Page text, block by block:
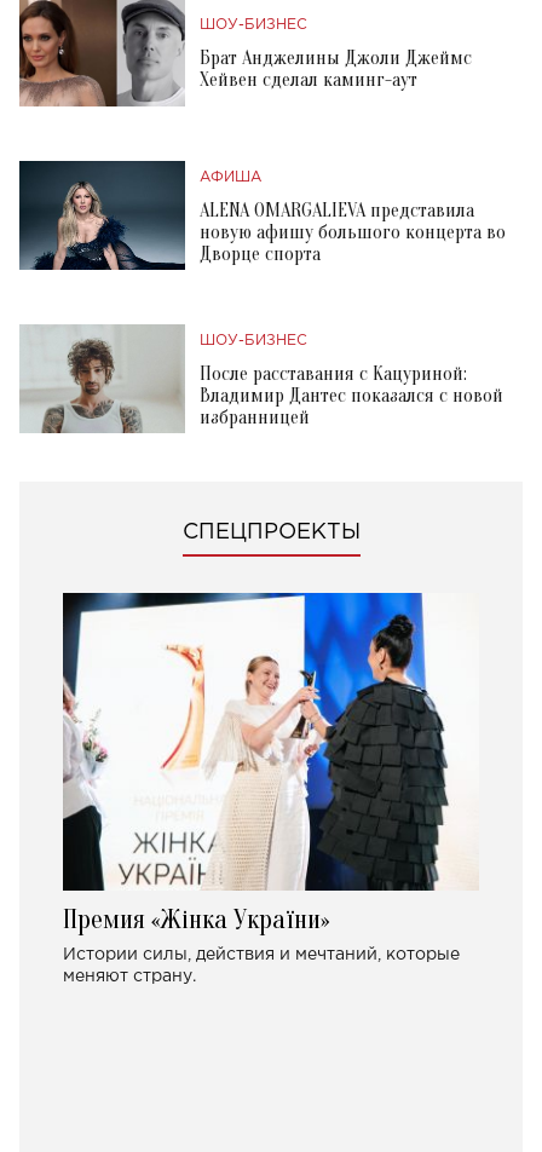
ШОУ-БИЗНЕС
Брат Анджелины Джоли Джеймс
Хейвен сделал каминг-аут
АФИША
ALENA OMARGALIEVA представила
новую афишу большого концерта во
Дворце спорта
ШОУ-БИЗНЕС
После расставания с Кацуриной:
Владимир Дантес показался с новой
избранницей
СПЕЦПРОЕКТЫ
Премия «Жінка України»
Истории силы, действия и мечтаний, которые
меняют страну.